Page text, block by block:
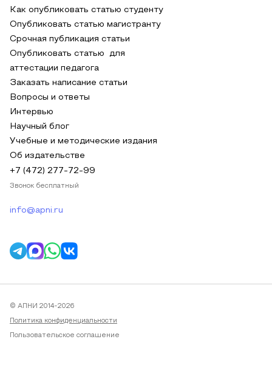
Как опубликовать статью студенту
Опубликовать статью магистранту
Срочная публикация статьи
Опубликовать статью для
аттестации педагога
Заказать написание статьи
Вопросы и ответы
Интервью
Научный блог
Учебные и методические издания
Об издательстве
+7 (472) 277-72-99
Звонок бесплатный
info@apni.ru
© АПНИ 2014-2026
Политика конфиденциальности
Пользовательское соглашение